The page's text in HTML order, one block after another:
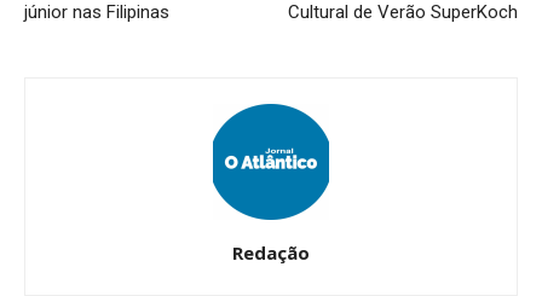
júnior nas Filipinas
Cultural de Verão SuperKoch
Redação